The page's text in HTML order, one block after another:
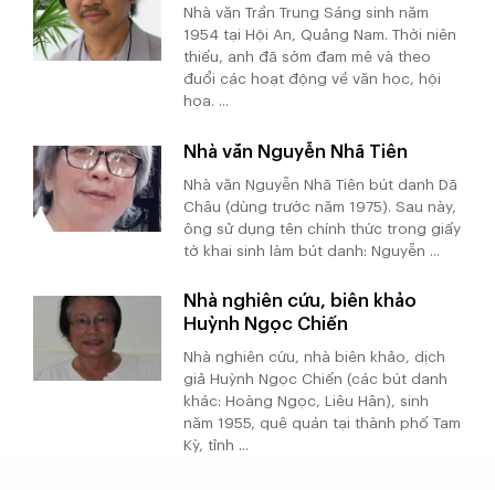
Nhà văn Trần Trung Sáng sinh năm
1954 tại Hội An, Quảng Nam. Thời niên
thiếu, anh đã sớm đam mê và theo
đuổi các hoạt động về văn học, hội
họa. ...
Nhà văn Nguyễn Nhã Tiên
Nhà văn Nguyễn Nhã Tiên bút danh Dã
Châu (dùng trước năm 1975). Sau này,
ông sử dụng tên chính thức trong giấy
tờ khai sinh làm bút danh: Nguyễn ...
Nhà nghiên cứu, biên khảo
Huỳnh Ngọc Chiến
Nhà nghiên cứu, nhà biên khảo, dịch
giả Huỳnh Ngọc Chiến (các bút danh
khác: Hoàng Ngọc, Liêu Hân), sinh
năm 1955, quê quán tại thành phố Tam
Kỳ, tỉnh ...